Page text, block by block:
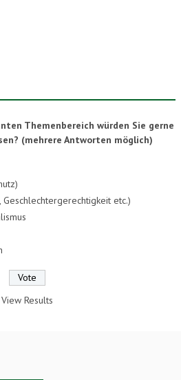
Themenbereich würden Sie gerne
(mehrere Antworten möglich)
Geschlechtergerechtigkeit etc.)
View Results